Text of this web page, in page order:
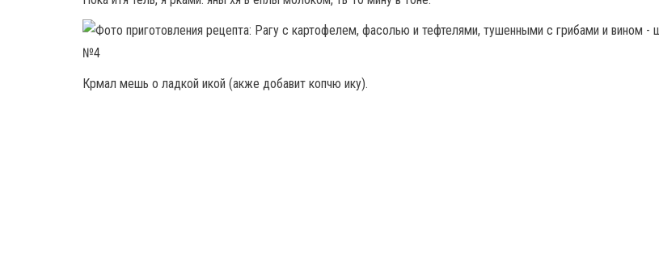
Крмал мешь о ладкой икой (акже добавит копчю ику).